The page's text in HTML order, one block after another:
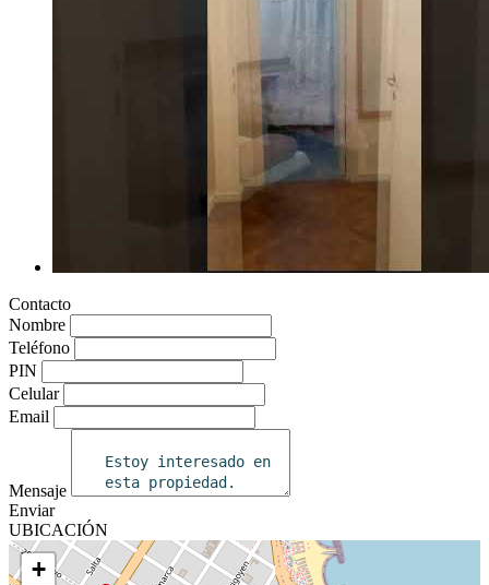
Contacto
Nombre
Teléfono
PIN
Celular
Email
Mensaje
Enviar
UBICACIÓN
+